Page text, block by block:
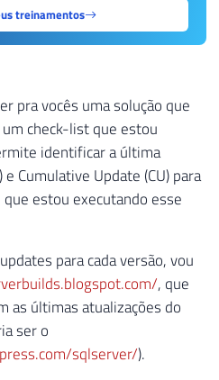
treinamentos
pra vocês uma solução que
check-list que estou
identificar a última
Cumulative Update (CU) para
estou executando esse
para cada versão, vou
, que
as últimas atualizações do
ser o
sqlserver/).